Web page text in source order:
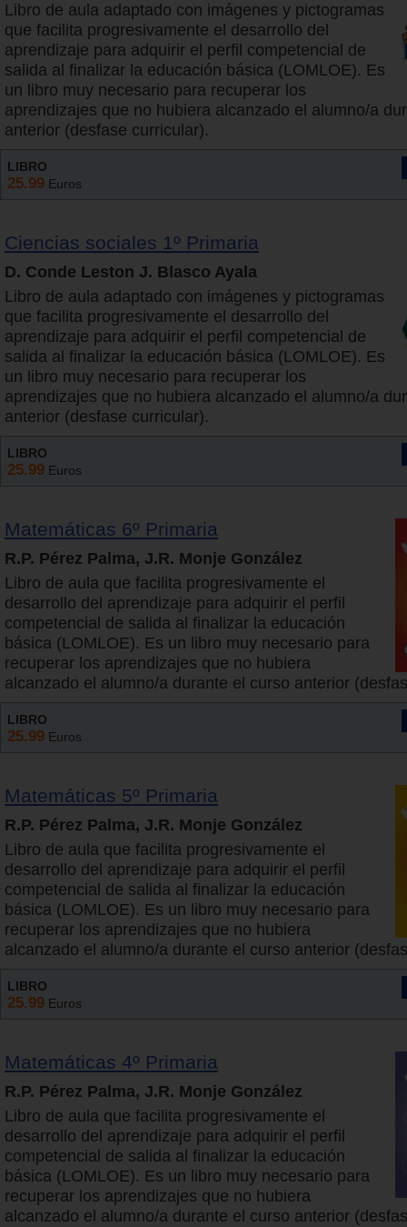
Libro de aula adaptado con imágenes y pictogramas
que facilita progresivamente el desarrollo del
aprendizaje para adquirir el perfil competencial de
salida al finalizar la educación básica (LOMLOE). Es
un libro muy necesario para recuperar los
aprendizajes que no hubiera alcanzado el alumno/a
anterior (desfase curricular).
LIBRO
25.99 Euros
Ciencias sociales 1º Primaria
D. Conde Leston J. Blasco Ayala
Libro de aula adaptado con imágenes y pictogramas
que facilita progresivamente el desarrollo del
aprendizaje para adquirir el perfil competencial de
salida al finalizar la educación básica (LOMLOE). Es
un libro muy necesario para recuperar los
aprendizajes que no hubiera alcanzado el alumno/a
anterior (desfase curricular).
LIBRO
25.99 Euros
Matemáticas 6º Primaria
R.P. Pérez Palma, J.R. Monje González
Libro de aula que facilita progresivamente el
desarrollo del aprendizaje para adquirir el perfil
competencial de salida al finalizar la educación
básica (LOMLOE). Es un libro muy necesario para
recuperar los aprendizajes que no hubiera
alcanzado el alumno/a durante el curso anterior
LIBRO
25.99 Euros
Matemáticas 5º Primaria
R.P. Pérez Palma, J.R. Monje González
Libro de aula que facilita progresivamente el
desarrollo del aprendizaje para adquirir el perfil
competencial de salida al finalizar la educación
básica (LOMLOE). Es un libro muy necesario para
recuperar los aprendizajes que no hubiera
alcanzado el alumno/a durante el curso anterior
LIBRO
25.99 Euros
Matemáticas 4º Primaria
R.P. Pérez Palma, J.R. Monje González
Libro de aula que facilita progresivamente el
desarrollo del aprendizaje para adquirir el perfil
competencial de salida al finalizar la educación
básica (LOMLOE). Es un libro muy necesario para
recuperar los aprendizajes que no hubiera
alcanzado el alumno/a durante el curso anterior